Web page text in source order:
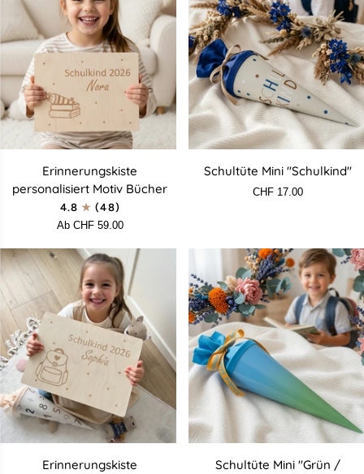
Erinnerungskiste
personalisiert
Motiv
Erinnerungskiste
personalisiert Motiv Bücher
4.8
(48)
Ab CHF 59.00
Schultüte
"Schulkind"
Schultüte Mini "Schulkind"
CHF 17.00
Erinnerungskiste
Erinnerungskiste
Schultüte
Schultüte Mini "Grün /